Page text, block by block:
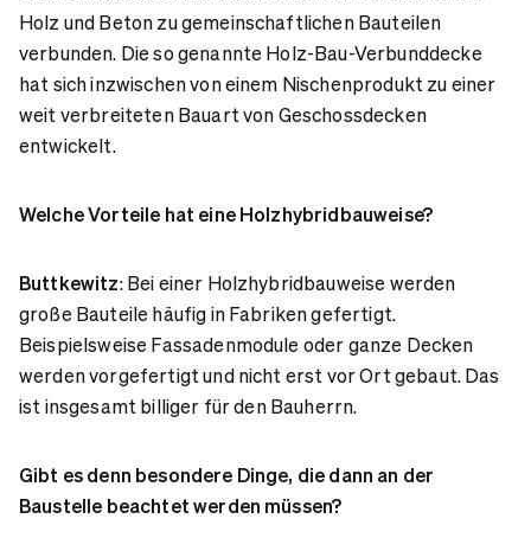
Holz und Beton zu gemeinschaftlichen Bauteilen
verbunden. Die so genannte Holz-Bau-Verbunddecke
hat sich inzwischen von einem Nischenprodukt zu einer
weit verbreiteten Bauart von Geschossdecken
entwickelt.
Welche Vorteile hat eine Holzhybridbauweise?
Buttkewitz: Bei einer Holzhybridbauweise werden
große Bauteile häufig in Fabriken gefertigt.
Beispielsweise Fassadenmodule oder ganze Decken
werden vorgefertigt und nicht erst vor Ort gebaut. Das
ist insgesamt billiger für den Bauherrn.
Gibt es denn besondere Dinge, die dann an der
Baustelle beachtet werden müssen?